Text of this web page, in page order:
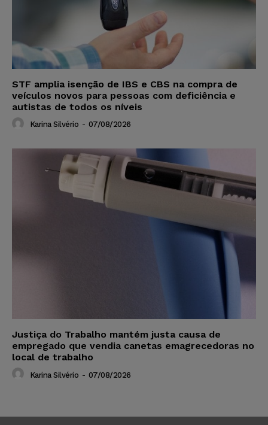
STF amplia isenção de IBS e CBS na compra de
veículos novos para pessoas com deficiência e
autistas de todos os níveis
Karina Silvério - 07/08/2026
Justiça do Trabalho mantém justa causa de
empregado que vendia canetas emagrecedoras no
local de trabalho
Karina Silvério - 07/08/2026